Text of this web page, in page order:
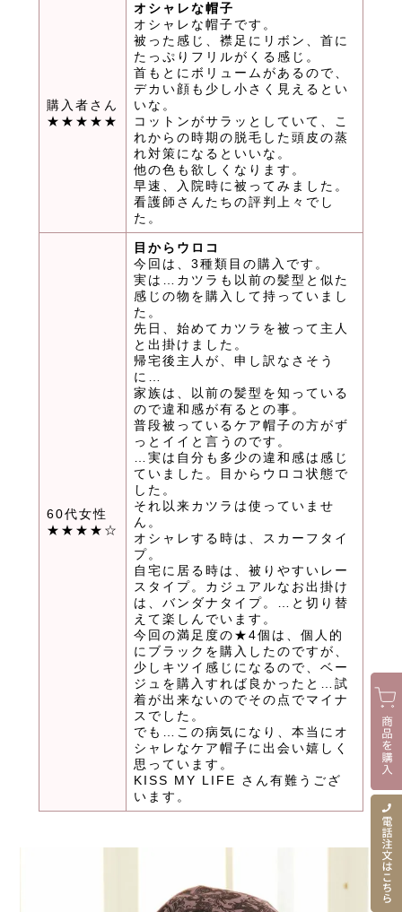
購入者さん
★★★★★
オシャレな帽子
オシャレな帽子です。
被った感じ、襟足にリボン、首に
たっぷりフリルがくる感じ。
首もとにボリュームがあるので、
デカい顔も少し小さく見えるとい
いな。
コットンがサラッとしていて、こ
れからの時期の脱毛した頭皮の蒸
れ対策になるといいな。
他の色も欲しくなります。
早速、入院時に被ってみました。
看護師さんたちの評判上々でし
た。
60代女性
★★★★☆
目からウロコ
今回は、3種類目の購入です。
実は…カツラも以前の髪型と似た
感じの物を購入して持っていまし
た。
先日、始めてカツラを被って主人
と出掛けました。
帰宅後主人が、申し訳なさそう
に…
家族は、以前の髪型を知っている
ので違和感が有るとの事。
普段被っているケア帽子の方がず
っとイイと言うのです。
…実は自分も多少の違和感は感じ
ていました。目からウロコ状態で
した。
それ以来カツラは使っていませ
ん。
オシャレする時は、スカーフタイ
プ。
自宅に居る時は、被りやすいレー
スタイプ。カジュアルなお出掛け
は、バンダナタイプ。…と切り替
えて楽しんでいます。
今回の満足度の★4個は、個人的
にブラックを購入したのですが、
少しキツイ感じになるので、ベー
ジュを購入すれば良かったと…試
着が出来ないのでその点でマイナ
スでした。
でも…この病気になり、本当にオ
シャレなケア帽子に出会い嬉しく
思っています。
KISS MY LIFE さん有難うござ
います。